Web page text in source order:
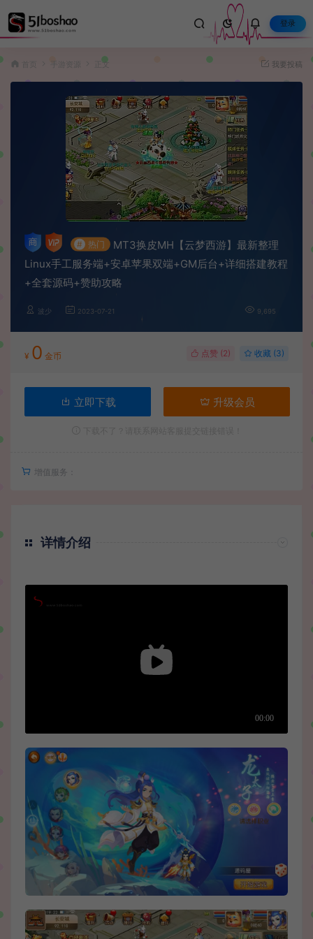
登录
手游资源 正文 我要投稿
# 热门
MT3换皮MH【云梦西游】最新整理
Linux手工服务端+安卓苹果双端+GM后台+详细搭建教程
+全套源码+赞助攻略
波少 2023-07-21 9,695
¥ 0 金币 点赞 (2) 收藏 (3)
立即下载 升级会员
增值服务：
详情介绍